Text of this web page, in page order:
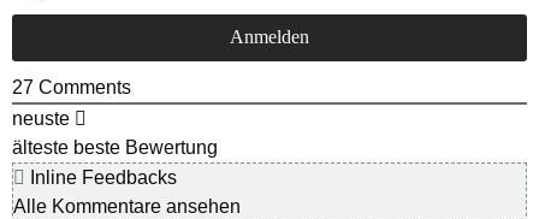
27 Comments
neuste
älteste beste Bewertung
Inline Feedbacks
Alle Kommentare ansehen